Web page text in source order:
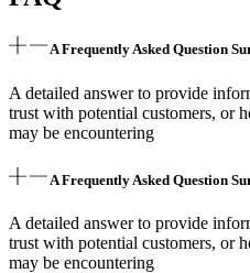
A Frequently Asked Question
A detailed answer to provide
trust with potential customers, or
may be encountering
A Frequently Asked Question
A detailed answer to provide
trust with potential customers, or
may be encountering